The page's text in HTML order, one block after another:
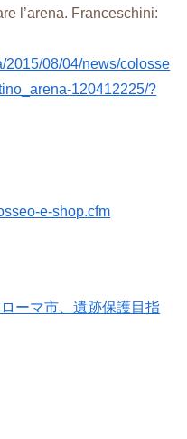
l’arena. Franceschini:
2015/08/04/news/colosse
120412225/?
e-shop.cfm
ーマ市、遺跡保護目指